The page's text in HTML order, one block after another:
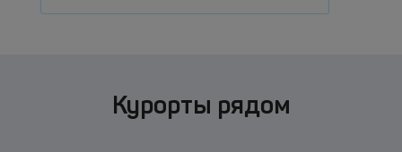
Курорты рядом